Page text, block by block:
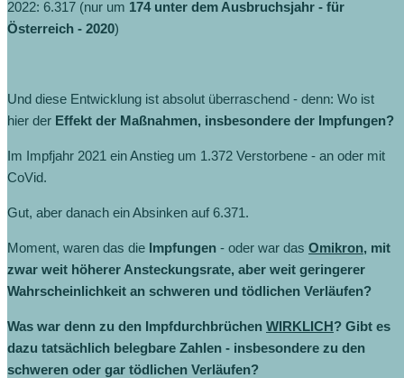
2022: 6.317 (nur um 174 unter dem Ausbruchsjahr - für
Österreich - 2020)
Und diese Entwicklung ist absolut überraschend - denn: Wo ist
hier der Effekt der Maßnahmen, insbesondere der Impfungen?
Im Impfjahr 2021 ein Anstieg um 1.372 Verstorbene - an oder mit
CoVid.
Gut, aber danach ein Absinken auf 6.371.
Moment, waren das die Impfungen - oder war das Omikron, mit
zwar weit höherer Ansteckungsrate, aber weit geringerer
Wahrscheinlichkeit an schweren und tödlichen Verläufen?
Was war denn zu den Impfdurchbrüchen WIRKLICH? Gibt es
dazu tatsächlich belegbare Zahlen - insbesondere zu den
schweren oder gar tödlichen Verläufen?